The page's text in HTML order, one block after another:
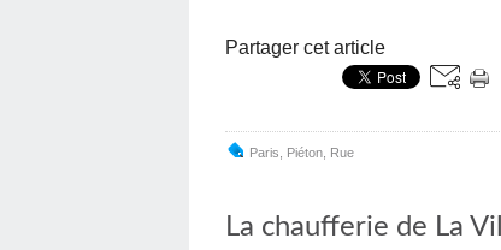
Partager cet article
Paris Piéton Rue
La chaufferie de La